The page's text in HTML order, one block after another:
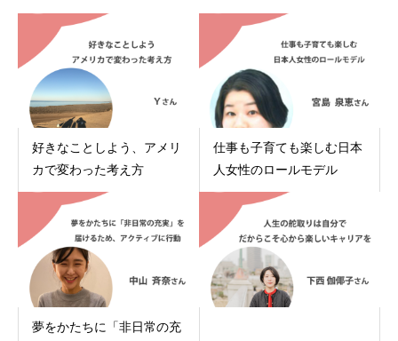
好きなことしよう、アメリ
カで変わった考え方
仕事も子育ても楽しむ日本
人女性のロールモデル
夢をかたちに「非日常の充